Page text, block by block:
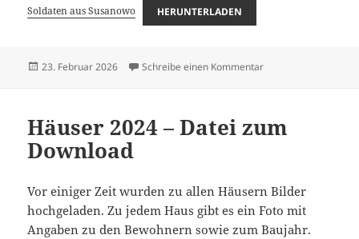
Soldaten aus Susanowo HERUNTERLADEN
Veröffentlicht
23. Februar 2026 Schreibe einen Kommentarzu Soldaten aus
Häuser 2024 – Datei zum
Download
Vor einiger Zeit wurden zu allen Häusern Bilder
hochgeladen. Zu jedem Haus gibt es ein Foto mit
Angaben zu den Bewohnern sowie zum Baujahr.